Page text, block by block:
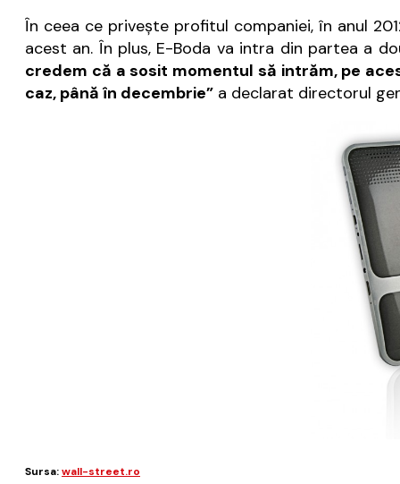
În ceea ce priveşte profitul companiei, în anul
acest an. În plus, E-Boda va intra din partea a
credem că a sosit momentul să intrăm, pe
caz, până în decembrie” a declarat directorul
Sursa:wall-street.ro